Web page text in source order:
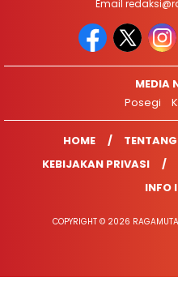
Email
MEDIA
Posegi
HOME
KEBIJAKAN PRIVASI
INFO
COPYRIGHT © 2026